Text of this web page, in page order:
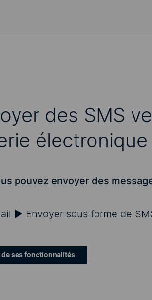
des SMS
électronique
pouvez envoyer des
► Envoyer sous forme de
de ses fonctionnalités